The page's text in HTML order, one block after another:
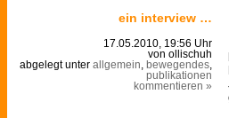
ein interview …
17.05.2010, 19:56 Uhr
von ollischuh
abgelegt unter allgemein bewegendes
publikationen
kommentieren »